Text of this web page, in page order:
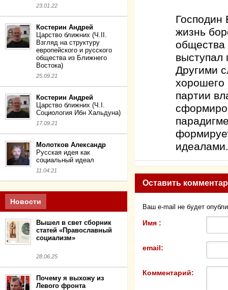
23.01.22
Костерин Андрей
Царство ближних (Ч.II.
Взгляд на структуру
европейского и русского
общества из Ближнего
Востока)
25.09.21
Костерин Андрей
Царство ближних (Ч.I.
Социология Ибн Хальдуна)
17.09.21
Молотков Александр
Русская идея как
социальный идеал
11.04.21
Новости
Вышел в свет сборник
статей «Православный
социализм»
28.06.25
Почему я выхожу из
Левого фронта
Господин
жизнь
общества
выступал
Другими
хорошего
партии
Оставить
Ваш e-mail не будет
Имя :
email:
Комментарий: